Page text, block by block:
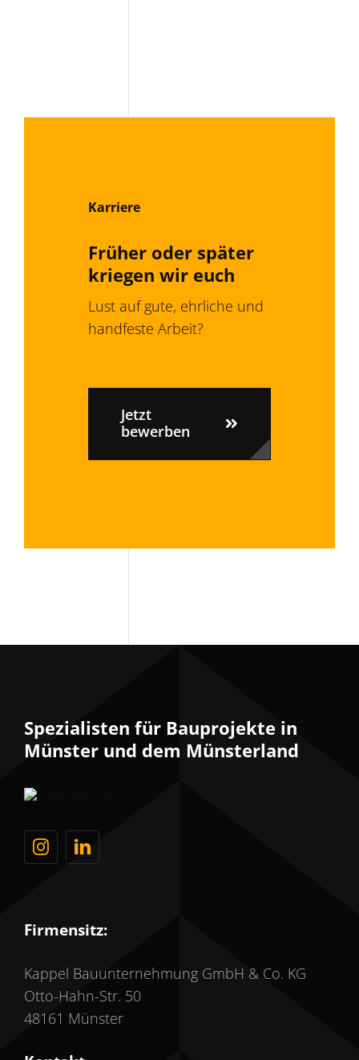
Karriere
Früher oder später
kriegen wir euch
Lust auf gute, ehrliche und
handfeste Arbeit?
Jetzt
bewerben
Spezialisten für Bauprojekte in
Münster und dem Münsterland
Firmensitz:
Kappel Bauunternehmung GmbH & Co. KG
Otto-Hahn-Str. 50
48161 Münster